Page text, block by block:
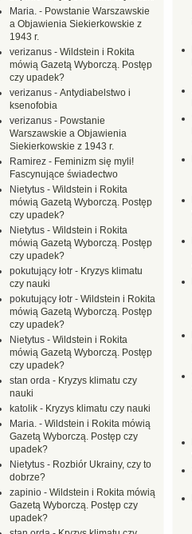
Maria. - Powstanie Warszawskie
a Objawienia Siekierkowskie z
1943 r.
verizanus - Wildstein i Rokita
mówią Gazetą Wyborczą. Postęp
czy upadek?
verizanus - Antydiabelstwo i
ksenofobia
verizanus - Powstanie
Warszawskie a Objawienia
Siekierkowskie z 1943 r.
Ramirez - Feminizm się myli!
Fascynujące świadectwo
Nietytus - Wildstein i Rokita
mówią Gazetą Wyborczą. Postęp
czy upadek?
Nietytus - Wildstein i Rokita
mówią Gazetą Wyborczą. Postęp
czy upadek?
pokutujący łotr - Kryzys klimatu
czy nauki
pokutujący łotr - Wildstein i Rokita
mówią Gazetą Wyborczą. Postęp
czy upadek?
Nietytus - Wildstein i Rokita
mówią Gazetą Wyborczą. Postęp
czy upadek?
stan orda - Kryzys klimatu czy
nauki
katolik - Kryzys klimatu czy nauki
Maria. - Wildstein i Rokita mówią
Gazetą Wyborczą. Postęp czy
upadek?
Nietytus - Rozbiór Ukrainy, czy to
dobrze?
zapinio - Wildstein i Rokita mówią
Gazetą Wyborczą. Postęp czy
upadek?